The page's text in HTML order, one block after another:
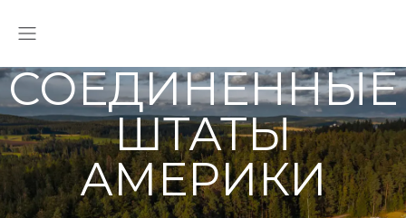
СОЕДИНЕННЫЕ
ШТАТЫ
АМЕРИКИ